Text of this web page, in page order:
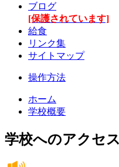
ブログ
[保護されています]
給食
リンク集
サイトマップ
操作方法
ホーム
学校概要
学校へのアクセス